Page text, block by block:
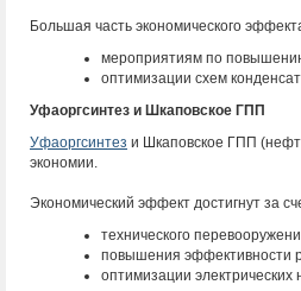
Большая часть экономического
мероприятиям по
оптимизации схем
Уфаоргсинтез и Шкаповское ГПП
Уфаоргсинтез и Шкаповское ГПП
экономии.
Экономический эффект достигнут за
технического
повышения эффективности
оптимизации электрических